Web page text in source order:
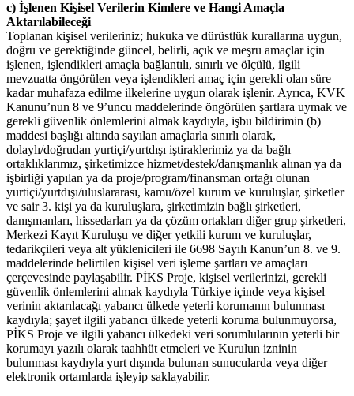
c) İşlenen Kişisel Verilerin Kimlere ve Hangi Amaçla
Aktarılabileceği
Toplanan kişisel verileriniz; hukuka ve dürüstlük kurallarına uygun,
doğru ve gerektiğinde güncel, belirli, açık ve meşru amaçlar için
işlenen, işlendikleri amaçla bağlantılı, sınırlı ve ölçülü, ilgili
mevzuatta öngörülen veya işlendikleri amaç için gerekli olan süre
kadar muhafaza edilme ilkelerine uygun olarak işlenir. Ayrıca, KVK
Kanunu’nun 8 ve 9’uncu maddelerinde öngörülen şartlara uymak ve
gerekli güvenlik önlemlerini almak kaydıyla, işbu bildirimin (b)
maddesi başlığı altında sayılan amaçlarla sınırlı olarak,
dolaylı/doğrudan yurtiçi/yurtdışı iştiraklerimiz ya da bağlı
ortaklıklarımız, şirketimizce hizmet/destek/danışmanlık alınan ya da
işbirliği yapılan ya da proje/program/finansman ortağı olunan
yurtiçi/yurtdışı/uluslararası, kamu/özel kurum ve kuruluşlar, şirketler
ve sair 3. kişi ya da kuruluşlara, şirketimizin bağlı şirketleri,
danışmanları, hissedarları ya da çözüm ortakları diğer grup şirketleri,
Merkezi Kayıt Kuruluşu ve diğer yetkili kurum ve kuruluşlar,
tedarikçileri veya alt yüklenicileri ile 6698 Sayılı Kanun’un 8. ve 9.
maddelerinde belirtilen kişisel veri işleme şartları ve amaçları
çerçevesinde paylaşabilir. PİKS Proje, kişisel verilerinizi, gerekli
güvenlik önlemlerini almak kaydıyla Türkiye içinde veya kişisel
verinin aktarılacağı yabancı ülkede yeterli korumanın bulunması
kaydıyla; şayet ilgili yabancı ülkede yeterli koruma bulunmuyorsa,
PİKS Proje ve ilgili yabancı ülkedeki veri sorumlularının yeterli bir
korumayı yazılı olarak taahhüt etmeleri ve Kurulun izninin
bulunması kaydıyla yurt dışında bulunan sunucularda veya diğer
elektronik ortamlarda işleyip saklayabilir.